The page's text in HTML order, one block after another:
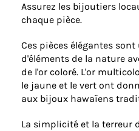
Assurez les bijoutiers
chaque pièce.
Ces pièces élégantes
d'éléments de la nature
de l'or coloré. L'or
le jaune et le vert ont
aux bijoux hawaïens
La simplicité et la terreur